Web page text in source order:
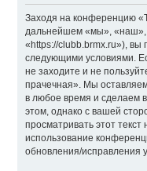
Заходя на конференцию
дальнейшем «мы», «наш»,
«https://clubb.brmx.ru»), вы
следующими условиями.
не заходите и не
прачечная». Мы
в любое время и сделаем
этом, однако с вашей
просматривать этот
использование
обновления/исправления